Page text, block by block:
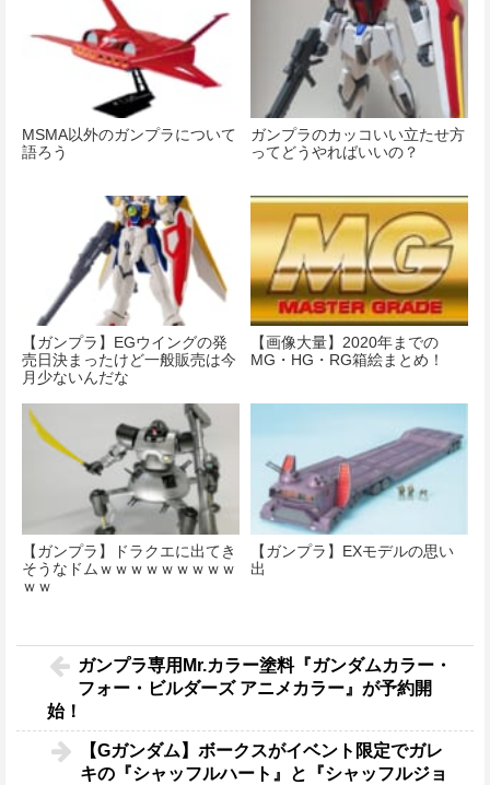
MSMA以外のガンプラについて
語ろう
ガンプラのカッコいい立たせ方
ってどうやればいいの？
【ガンプラ】EGウイングの発
売日決まったけど一般販売は今
月少ないんだな
【画像大量】2020年までの
MG・HG・RG箱絵まとめ！
【ガンプラ】ドラクエに出てき
そうなドムｗｗｗｗｗｗｗｗｗ
ｗｗ
【ガンプラ】EXモデルの思い
出
ガンプラ専用Mr.カラー塗料『ガンダムカラー・
フォー・ビルダーズ アニメカラー』が予約開
始！
【Gガンダム】ボークスがイベント限定でガレ
キの『シャッフルハート』と『シャッフルジョ